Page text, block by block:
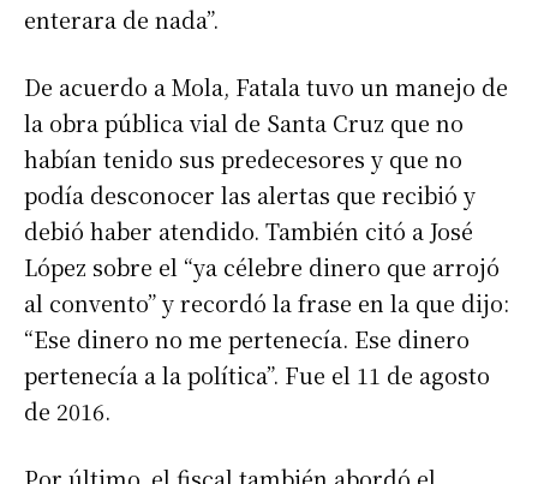
enterara de nada”.
De acuerdo a Mola, Fatala tuvo un manejo de
la obra pública vial de Santa Cruz que no
habían tenido sus predecesores y que no
podía desconocer las alertas que recibió y
debió haber atendido. También citó a José
López sobre el “ya célebre dinero que arrojó
al convento” y recordó la frase en la que dijo:
“Ese dinero no me pertenecía. Ese dinero
pertenecía a la política”. Fue el 11 de agosto
de 2016.
Por último, el fiscal también abordó el